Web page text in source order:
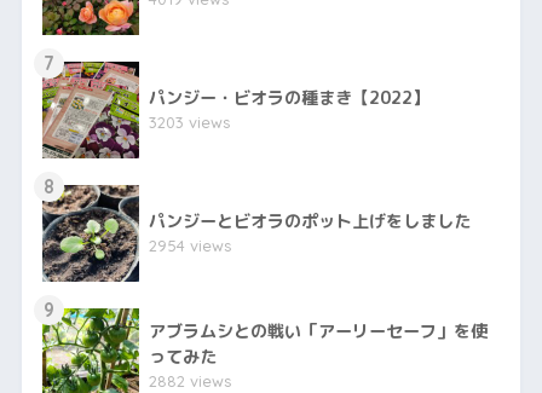
7
パンジー・ビオラの種まき【2022】
3203 views
8
パンジーとビオラのポット上げをしました
2954 views
9
アブラムシとの戦い「アーリーセーフ」を使
ってみた
2882 views